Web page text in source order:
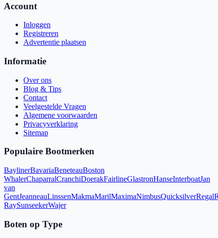
Account
Inloggen
Registreren
Advertentie plaatsen
Informatie
Over ons
Blog & Tips
Contact
Veelgestelde Vragen
Algemene voorwaarden
Privacyverklaring
Sitemap
Populaire Bootmerken
BaylinerBavariaBeneteauBoston
WhalerChaparralCranchiDoerakFairlineGlastronHanseInterboatJan
van
GentJeanneauLinssenMakmaMarilMaximaNimbusQuicksilverRegal
RaySunseekerWajer
Boten op Type